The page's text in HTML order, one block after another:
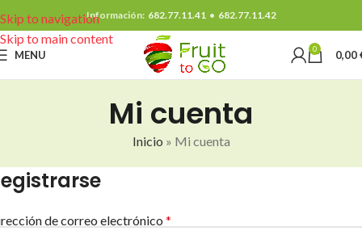
Skip to navigation
Skip to main content
Información: 682.77.11.41• 682.77.11.42
MENU 0 0,00
Mi cuenta
Inicio » Mi cuenta
de correo electrónico *